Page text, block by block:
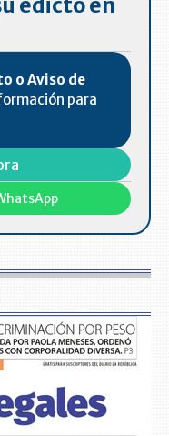
edicto en
o Aviso de
para